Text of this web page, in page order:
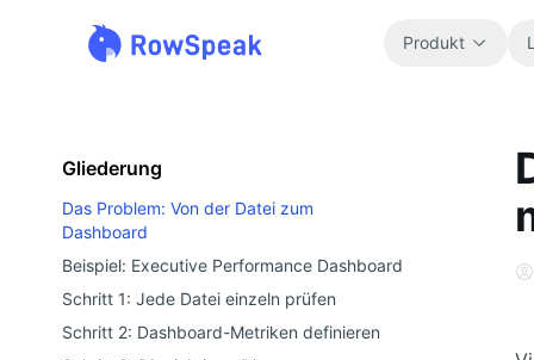
Produkt
Gliederung
Das Problem: Von der Datei zum
Dashboard
Beispiel: Executive Performance Dashboard
Schritt 1: Jede Datei einzeln prüfen
Schritt 2: Dashboard-Metriken definieren